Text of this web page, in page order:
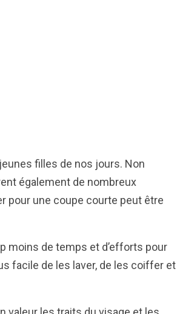
filles de nos jours. Non
également de nombreux
pour une coupe courte peut être
moins de temps et d’efforts pour
facile de les laver, de les coiffer et